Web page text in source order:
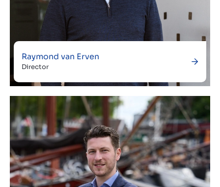
Raymond van Erven
Director